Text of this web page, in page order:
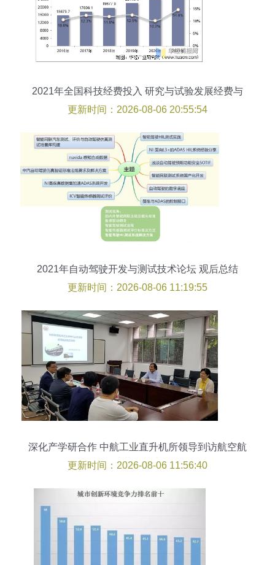
2021年全国科技经费投入 研究与试验发展经费与
财政科学技术支出分析
更新时间：2026-08-06 20:55:54
2021年自动驾驶开发与测试技术论坛 观后总结
更新时间：2026-08-06 11:19:55
深化产学研合作 中航工业直升机所领导到访航空航
天学院共探技术前沿
更新时间：2026-08-06 11:56:40